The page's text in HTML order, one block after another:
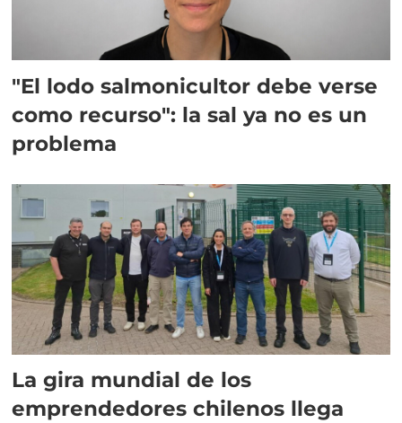
"El lodo salmonicultor debe verse
como recurso": la sal ya no es un
problema
La gira mundial de los
emprendedores chilenos llega